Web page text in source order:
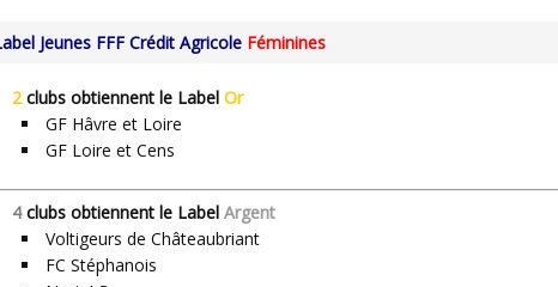
Label Jeunes FFF Crédit Agricole Féminines
2clubs obtiennent le Label Or
GF Hâvre et Loire
GF Loire et Cens
4clubs obtiennent le Label Argent
Voltigeurs de Châteaubriant
FC Stéphanois